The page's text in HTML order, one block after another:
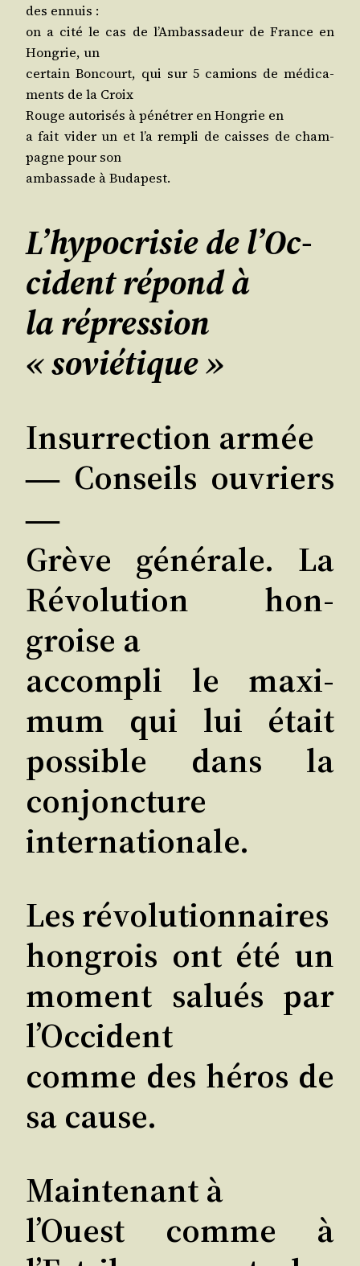
des ennuis :
on a cité le cas de l’Am­bas­sa­deur de France en
Hon­grie, un
cer­tain Bon­court, qui sur 5 camions de médi­ca­
ments de la Croix
Rouge auto­ri­sés à péné­trer en Hon­grie en
a fait vider un et l’a rem­pli de caisses de cham­
pagne pour son
ambas­sade à Budapest.
L’hy­po­cri­sie de l’Oc­
ci­dent répond à
la répres­sion
« soviétique »
Insur­rec­tion armée
―Conseils ouvriers
―
Grève géné­rale. La
Révo­lu­tion hon­
groise a
accom­pli le maxi­
mum qui lui était
pos­sible dans la
conjoncture
internationale.
Les révolutionnaires
hon­grois ont été un
moment salués par
l’Occident
comme des héros de
sa cause.
Main­te­nant à
l’Ouest comme à